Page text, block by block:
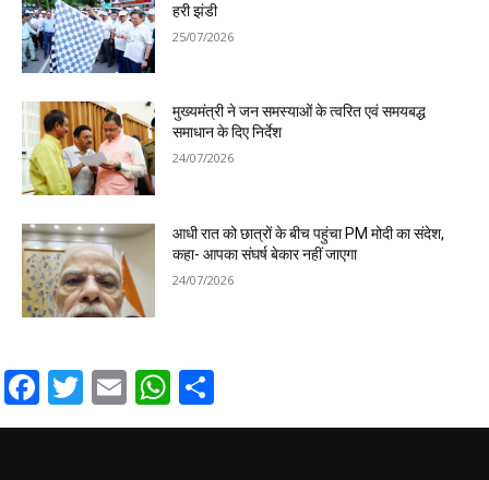
हरी झंडी
25/07/2026
मुख्यमंत्री ने जन समस्याओं के त्वरित एवं समयबद्ध
समाधान के दिए निर्देश
24/07/2026
आधी रात को छात्रों के बीच पहुंचा PM मोदी का संदेश,
कहा- आपका संघर्ष बेकार नहीं जाएगा
24/07/2026
Facebook
Twitter
EmailWhatsApp